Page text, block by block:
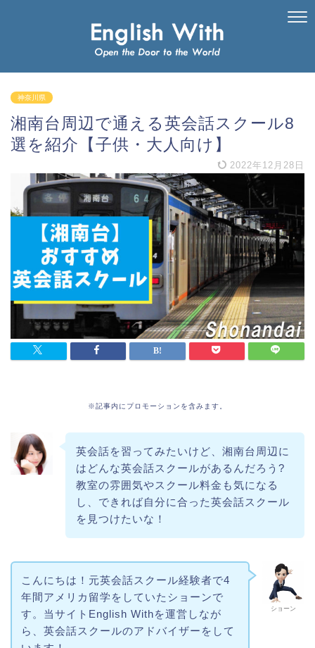
神奈川県
湘南台周辺で通える英会話スクール8
選を紹介【子供・大人向け】
2022年12月28日
※記事内にプロモーションを含みます。
英会話を習ってみたいけど、湘南台周辺に
はどんな英会話スクールがあるんだろう?
教室の雰囲気やスクール料金も気になる
し、できれば自分に合った英会話スクール
を見つけたいな！
ショーン
こんにちは！元英会話スクール経験者で4
年間アメリカ留学をしていたショーンで
す。当サイトEnglish Withを運営しなが
ら、英会話スクールのアドバイザーをして